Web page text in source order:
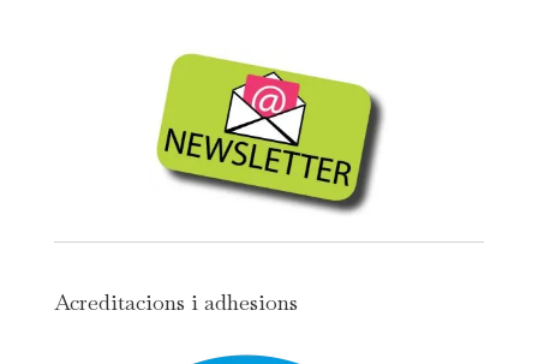
Acreditacions i adhesions